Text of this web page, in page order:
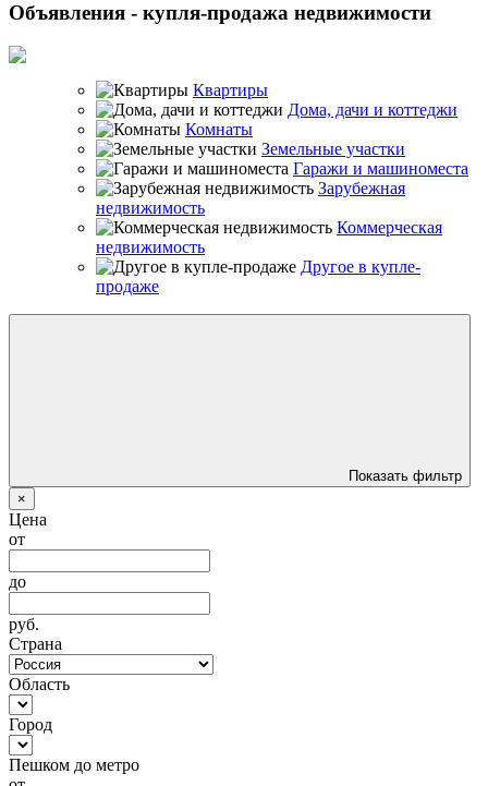
Объявления - купля-продажа недвижимости
Квартиры
Дома, дачи и коттеджи
Комнаты
Земельные участки
Гаражи и машиноместа
Зарубежная
недвижимость
Коммерческая
недвижимость
Другое в купле-
продаже
Показать фильтр
×
Цена
от
до
руб.
Страна
Область
Город
Пешком до метро